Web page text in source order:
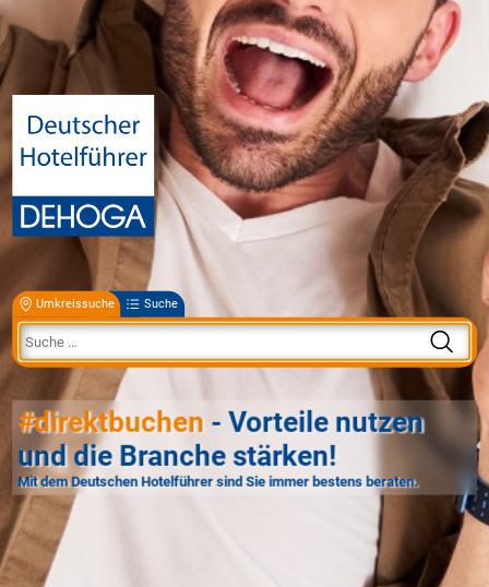
Umkreissuche Suche
#direktbuchen - Vorteile nutzen
und die Branche stärken!
Mit dem Deutschen Hotelführer sind Sie immer bestens beraten.